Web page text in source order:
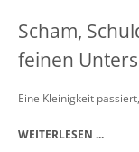
Scham,
feinen
Eine Kleinigkeit
WEITERLESEN ...